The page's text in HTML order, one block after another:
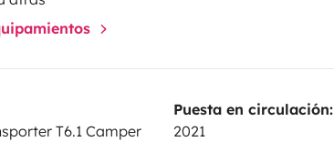
T6.1 Camper
Puesta en circulación:
2021